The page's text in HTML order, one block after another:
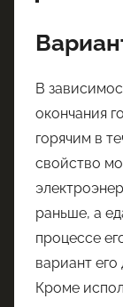
В
окончания
горячим в
свойство
раньше, а
процессе
вариант
Кроме